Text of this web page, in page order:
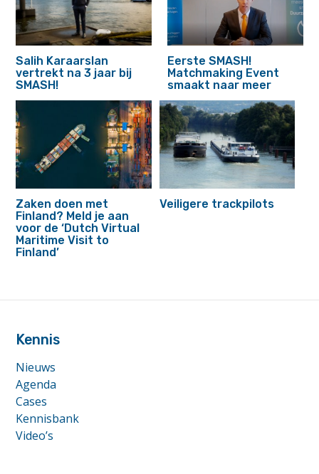
Salih Karaarslan
vertrekt na 3 jaar bij
SMASH!
Eerste SMASH!
Matchmaking Event
smaakt naar meer
Zaken doen met
Finland? Meld je aan
voor de ‘Dutch Virtual
Maritime Visit to
Finland’
Veiligere trackpilots
Kennis
Nieuws
Agenda
Cases
Kennisbank
Video’s